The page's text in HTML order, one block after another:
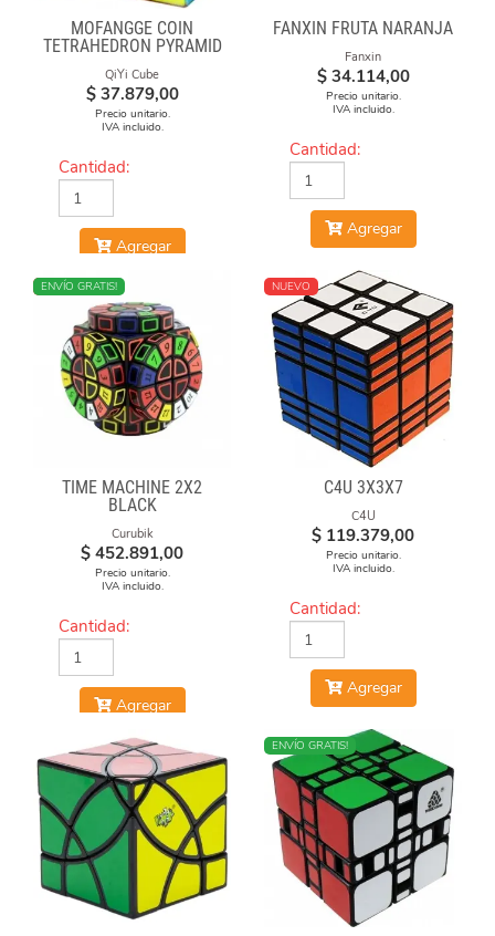
MOFANGGE COIN
TETRAHEDRON PYRAMID
STICKERLESS
QiYi Cube
$ 37.879,00
Precio unitario.
IVA incluido.
Cantidad:
Agregar
FANXIN FRUTA NARANJA
Fanxin
$ 34.114,00
Precio unitario.
IVA incluido.
Cantidad:
Agregar
NUEVO
ENVÍO GRATIS!
TIME MACHINE 2X2
BLACK
Curubik
$ 452.891,00
Precio unitario.
IVA incluido.
Cantidad:
Agregar
NUEVO
C4U 3X3X7
C4U
$ 119.379,00
Precio unitario.
IVA incluido.
Cantidad:
Agregar
ENVÍO GRATIS!